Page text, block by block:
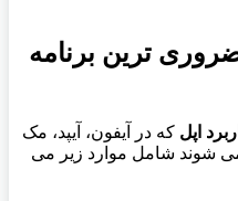
ترین برنامه
اپل که در آیفون، آیپد، مک
شوند شامل موارد زیر می